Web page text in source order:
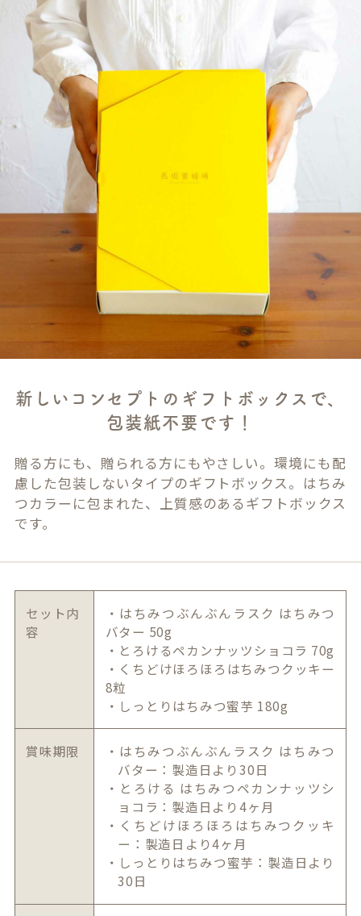
新しいコンセプトのギフトボックスで、
包装紙不要です！
贈る方にも、贈られる方にもやさしい。環境にも配
慮した包装しないタイプのギフトボックス。はちみ
つカラーに包まれた、上質感のあるギフトボックス
です。
セット内
容
・はちみつぶんぶんラスク はちみつ
バター 50g
・とろけるペカンナッツショコラ 70g
・くちどけほろほろはちみつクッキー
8粒
・しっとりはちみつ蜜芋 180g
賞味期限
・はちみつぶんぶんラスク はちみつ
バター：製造日より30日
・とろける はちみつペカンナッツシ
ョコラ：製造日より4ヶ月
・くちどけほろほろはちみつクッキ
ー：製造日より4ヶ月
・しっとりはちみつ蜜芋：製造日より
30日